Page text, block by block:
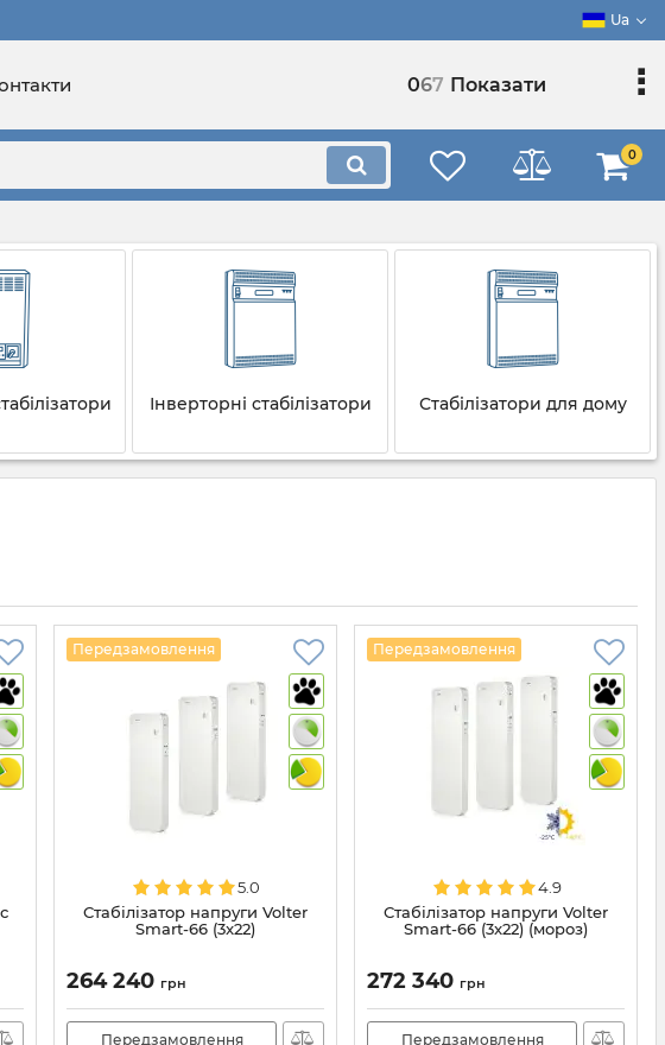
Ua
067 Показати
0
Інверторні стабілізатори Стабілізатори для дому
Передзамовлення
5.0
Стабілізатор напруги Volter
Smart-66 (3x22)
264 240 грн
Передзамовлення
Передзамовлення
4.9
Стабілізатор напруги Volter
Smart-66 (3x22) (мороз)
272 340 грн
Передзамовлення